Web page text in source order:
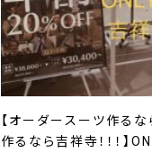
【オーダースーツ作るな
作るなら吉祥寺！！！】